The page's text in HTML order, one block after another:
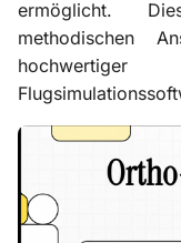
i
t
i
a
Kombination
Welches System
welchem
Weiterführende
Szenerie-Plugins
Via KVM
ermöglicht.
methodischen